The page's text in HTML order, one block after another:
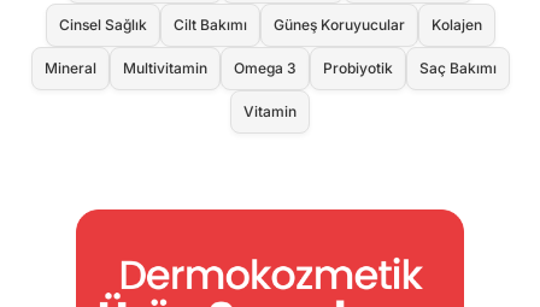
Cinsel Sağlık Cilt Bakımı Güneş Koruyucular Kolajen
Mineral Multivitamin Omega 3 Probiyotik Saç Bakımı
Vitamin